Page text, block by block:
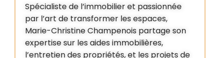
Spécialiste de l’immobilier et passionnée
par l’art de transformer les espaces,
Marie-Christine Champenois partage son
expertise sur les aides immobilières,
l’entretien des propriétés, et les projets de